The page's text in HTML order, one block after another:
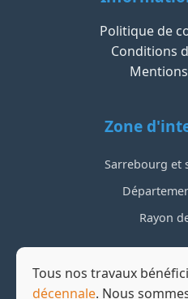
Politique de
Conditions
Zone
Sarrebourg et
Rayon
Tous nos travaux
décennale. Nous